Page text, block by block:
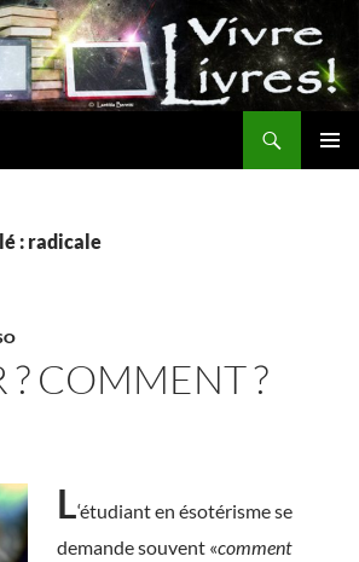
: radicale
? COMMENT ?
L‘étudiant en ésotérisme se
demande souvent «comment